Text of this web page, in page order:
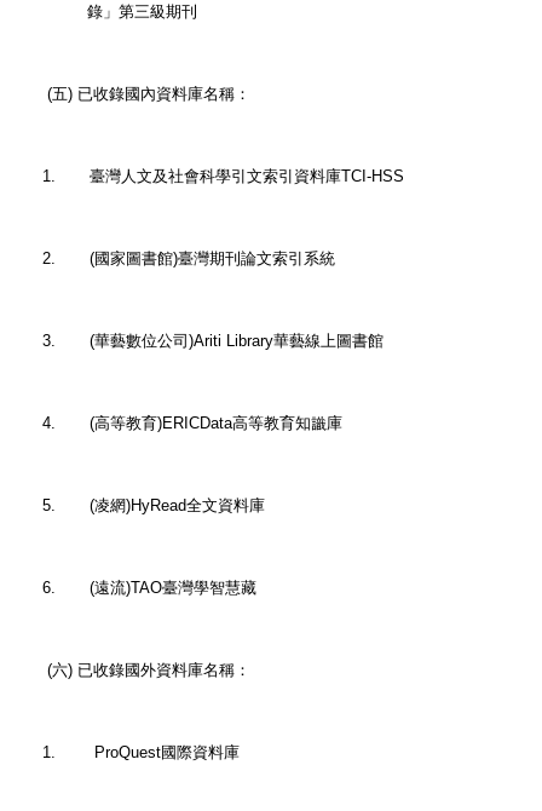
錄」第三級期刊
(五) 已收錄國內資料庫名稱：
1. 臺灣人文及社會科學引文索引資料庫TCI-HSS
2. (國家圖書館)臺灣期刊論文索引系統
3. (華藝數位公司)Ariti Library華藝線上圖書館
4. (高等教育)ERICData高等教育知識庫
5. (凌網)HyRead全文資料庫
6. (遠流)TAO臺灣學智慧藏
(六) 已收錄國外資料庫名稱：
1. ProQuest國際資料庫